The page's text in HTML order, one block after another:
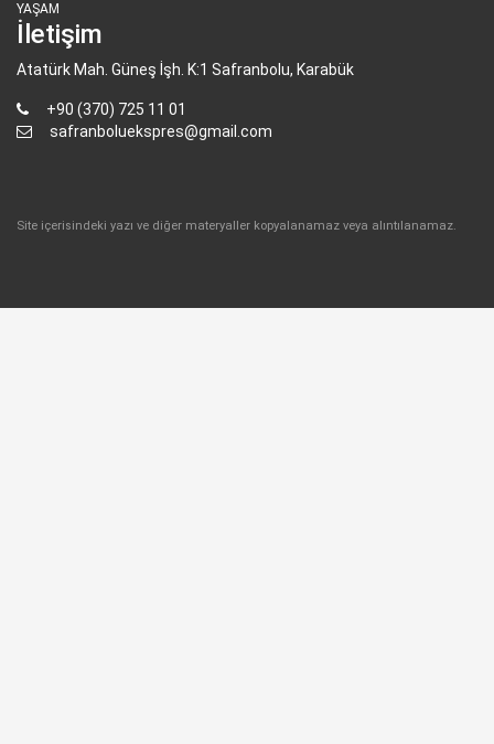
YAŞAM
İletişim
Atatürk Mah. Güneş İşh. K:1 Safranbolu, Karabük
+90 (370) 725 11 01
safranboluekspres@gmail.com
Site içerisindeki yazı ve diğer materyaller kopyalanamaz veya alıntılanamaz.